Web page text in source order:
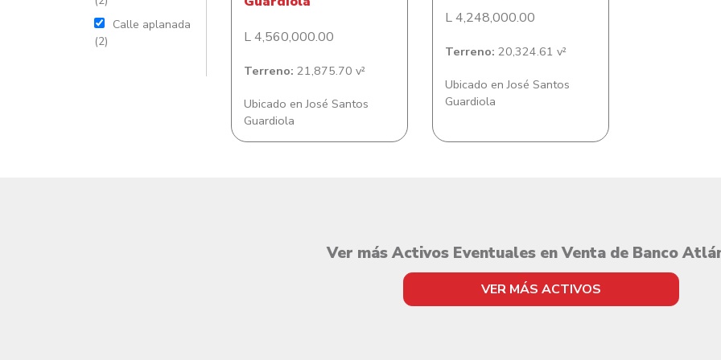
Calle aplanada
(2)
L 4,560,000.00
Terreno: 21,875.70 v²
Ubicado en José Santos
Guardiola
L 4,248,000.00
Terreno: 20,324.61 v²
Ubicado en José Santos
Guardiola
Ver más Activos Eventuales en Venta de Banco
VER MÁS ACTIVOS